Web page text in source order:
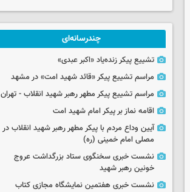
چندرسانه‌ای
تشییع پیکر زنده‌یاد «اکبر عبدی»
مراسم تشییع پیکر «قائد شهید امت» در مشهد
مراسم تشییع پیکر مطهر رهبر شهید انقلاب - تهران
اقامه نماز بر پیکر امام شهید امت
آیین وداع مردم با پیکر مطهر رهبر شهید انقلاب در
مصلی امام خمینی (ره)
نشست خبری سخنگوی ستاد بزرگداشت عروج
خونین رهبر شهید
نشست خبری هفتمین نمایشگاه مجازی کتاب